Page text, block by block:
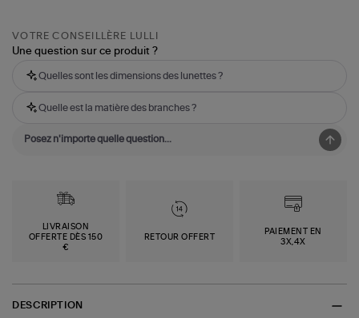
VOTRE CONSEILLÈRE LULLI
Une question sur ce produit ?
Quelles sont les dimensions des lunettes ?
Quelle est la matière des branches ?
LIVRAISON
OFFERTE DÈS 150
€
RETOUR OFFERT
PAIEMENT EN
3X,4X
DESCRIPTION